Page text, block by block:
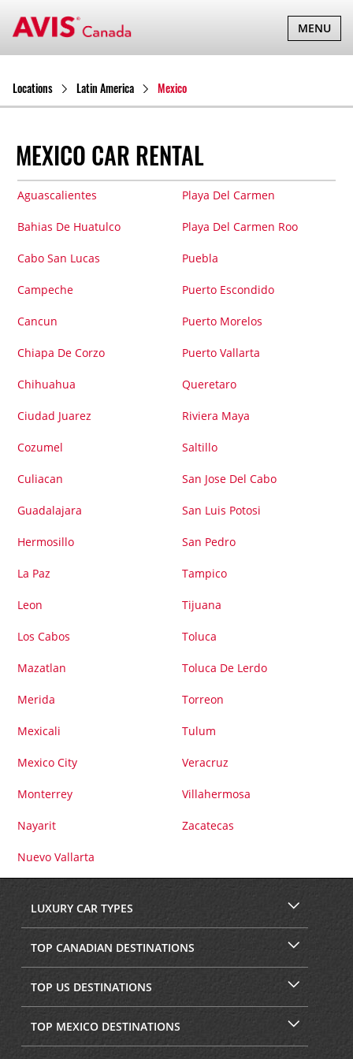
TOGGLE
MENU
Locations Latin America Mexico
MEXICO CAR RENTAL
Aguascalientes
Bahias De Huatulco
Cabo San Lucas
Campeche
Cancun
Chiapa De Corzo
Chihuahua
Ciudad Juarez
Cozumel
Culiacan
Guadalajara
Hermosillo
La Paz
Leon
Los Cabos
Mazatlan
Merida
Mexicali
Mexico City
Monterrey
Nayarit
Nuevo Vallarta
Playa Del Carmen
Playa Del Carmen Roo
Puebla
Puerto Escondido
Puerto Morelos
Puerto Vallarta
Queretaro
Riviera Maya
Saltillo
San Jose Del Cabo
San Luis Potosi
San Pedro
Tampico
Tijuana
Toluca
Toluca De Lerdo
Torreon
Tulum
Veracruz
Villahermosa
Zacatecas
LUXURY CAR TYPES
TOP CANADIAN DESTINATIONS
TOP US DESTINATIONS
TOP MEXICO DESTINATIONS